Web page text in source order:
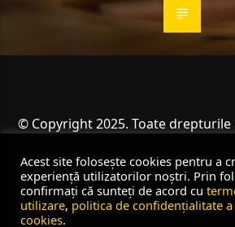
© Copyright 2025. Toate drepturile
Acest site folosește cookies pentru a
experiență utilizatorilor noștri. Prin
confirmați că sunteți de acord cu
utilizare, politica de confidențialitate
cookies.